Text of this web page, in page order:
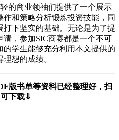
的商业领袖们提供了一个展示
作和策略分析锻炼投资技能，同
打下坚实的基础。无论是为了提
请，参加SIC商赛都是一个不可
的学生能够充分利用本文提供的
想的成绩。
版书单等资料已经整理好，扫
下载⇓